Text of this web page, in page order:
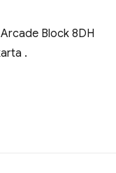
Block 8DH
.